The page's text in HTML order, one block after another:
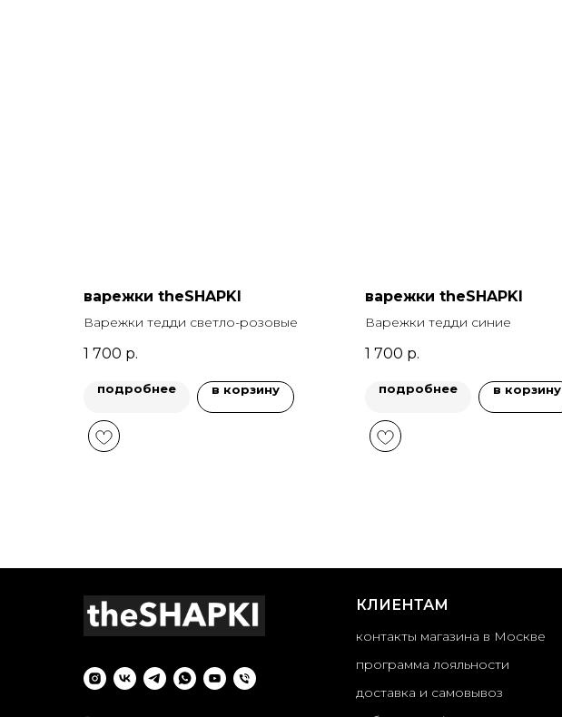
варежки theSHAPKI
Варежки тедди светло-розовые
1 700 р.
подробнее в корзину
варежки theSHAPKI
Варежки тедди синие
1 700 р.
подробнее в корзину
КЛИЕНТАМ
контакты магазина в Москве
программа лояльности
доставка и самовывоз